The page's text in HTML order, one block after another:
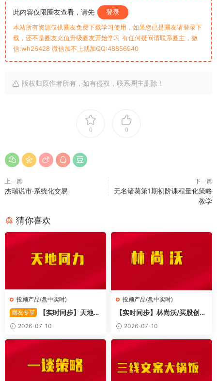
此内容仅限圈友查看，请先 登录
本站所有资源仅供圈友免费下载学习使用，如果您已是圈友请登录下
载，还不是圈友充值升级圈友开始学习 有任何疑问请联系圈主，微
信:wh26428 微信加不上就加QQ:48856940
版权归原作者所有，如有侵权，联系圈主删除！
0 0
上一篇
杰瑞说市·系统化交易
下一篇
无名诸葛第1期初阶课程量化策略
教学
猜你喜欢
投顾产品(盘中实时)
圈友专享
【实时同步】天地同
力 2026-07-10
投顾产品(盘中实时)
【实时同步】林尚沃/买股创
业/北伐创业板
2026-07-10